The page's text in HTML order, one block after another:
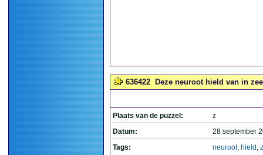
636422 Deze neuroot hield van in
Plaats van de puzzel:
z
Datum:
28 september
Tags:
neuroot, hield ,